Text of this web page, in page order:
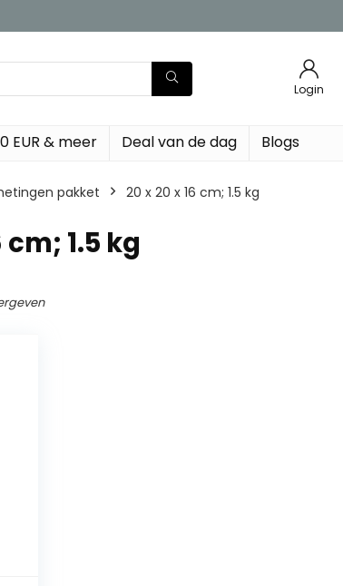
Login
EUR & meer Deal van de dag Blogs
pakket ‎20 x 20 x 16 cm; 1.5 kg
cm; 1.5 kg